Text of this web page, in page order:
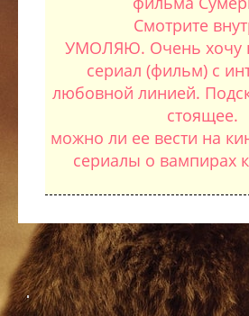
Смотрите
УМОЛЯЮ. Очень хочу
сериал (фильм) с
любовной линией.
стоящее.
можно ли ее вести на
сериалы о вампирах